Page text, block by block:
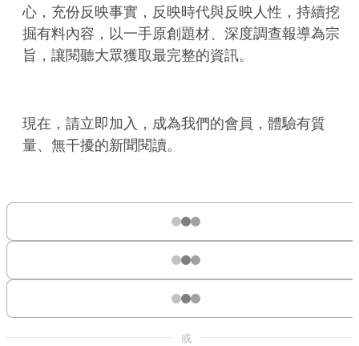
心，充份反映事實，反映時代與反映人性，持續挖
掘有料內容，以一手原創題材、深度調查報導為宗
旨，讓閱聽大眾獲取最完整的資訊。
現在，請立即加入，成為我們的會員，體驗有質
量、無干擾的新聞閱讀。
或